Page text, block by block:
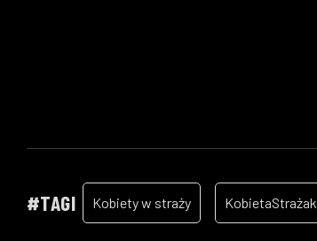
#TAGI Kobiety w straży KobietaStrażak